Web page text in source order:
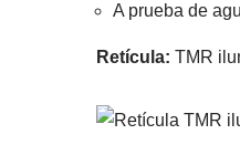
A prueba de
Retícula: TMR